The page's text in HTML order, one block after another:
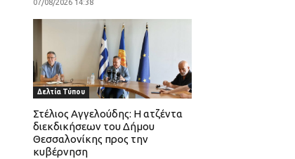
07/08/2026 14:38
Δελτία Τύπου
Στέλιος Αγγελούδης: Η ατζέντα
διεκδικήσεων του Δήμου
Θεσσαλονίκης προς την
κυβέρνηση